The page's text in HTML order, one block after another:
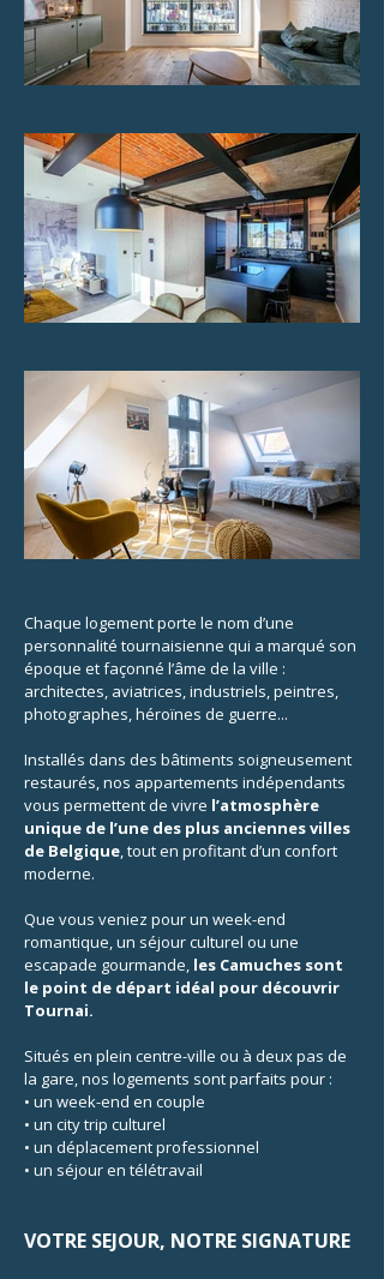
Chaque logement porte le nom d’une
personnalité tournaisienne qui a marqué son
époque et façonné l’âme de la ville :
architectes, aviatrices, industriels, peintres,
photographes, héroïnes de guerre...
Installés dans des bâtiments soigneusement
restaurés, nos appartements indépendants
vous permettent de vivre l’atmosphère
unique de l’une des plus anciennes villes
de Belgique, tout en profitant d’un confort
moderne.
Que vous veniez pour un week-end
romantique, un séjour culturel ou une
escapade gourmande, les Camuches sont
le point de départ idéal pour découvrir
Tournai.
Situés en plein centre-ville ou à deux pas de
la gare, nos logements sont parfaits pour :
• un week-end en couple
• un city trip culturel
• un déplacement professionnel
• un séjour en télétravail
VOTRE SEJOUR, NOTRE SIGNATURE